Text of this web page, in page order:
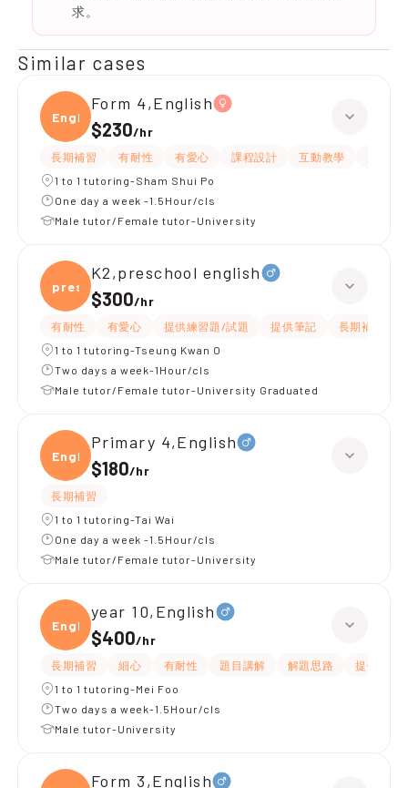
求。
Similar cases
Engli
Form 4,English
$230/hr
長期補習 有耐性 有愛心 課程設計 互動教學
1 to 1 tutoring-Sham Shui Po
One day a week -1.5Hour/cls
Male tutor/Female tutor-University
presc
K2,preschool english
$300/hr
有耐性 有愛心 提供練習題/試題 提供筆記
長期補習
1 to 1 tutoring-Tseung Kwan O
Two days a week-1Hour/cls
Male tutor/Female tutor-University Graduated
Engli
Primary 4,English
$180/hr
長期補習
1 to 1 tutoring-Tai Wai
One day a week -1.5Hour/cls
Male tutor/Female tutor-University
Engli
year 10,English
$400/hr
長期補習 細心 有耐性 題目講解 解題思路
提供練習
1 to 1 tutoring-Mei Foo
Two days a week-1.5Hour/cls
Male tutor-University
Form 3,English